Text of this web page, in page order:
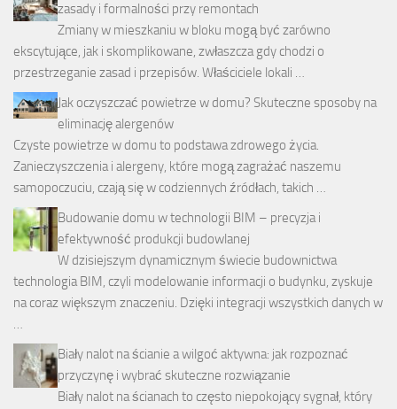
zasady i formalności przy remontach
Zmiany w mieszkaniu w bloku mogą być zarówno
ekscytujące, jak i skomplikowane, zwłaszcza gdy chodzi o
przestrzeganie zasad i przepisów. Właściciele lokali …
Jak oczyszczać powietrze w domu? Skuteczne sposoby na
eliminację alergenów
Czyste powietrze w domu to podstawa zdrowego życia.
Zanieczyszczenia i alergeny, które mogą zagrażać naszemu
samopoczuciu, czają się w codziennych źródłach, takich …
Budowanie domu w technologii BIM – precyzja i
efektywność produkcji budowlanej
W dzisiejszym dynamicznym świecie budownictwa
technologia BIM, czyli modelowanie informacji o budynku, zyskuje
na coraz większym znaczeniu. Dzięki integracji wszystkich danych w
…
Biały nalot na ścianie a wilgoć aktywna: jak rozpoznać
przyczynę i wybrać skuteczne rozwiązanie
Biały nalot na ścianach to często niepokojący sygnał, który